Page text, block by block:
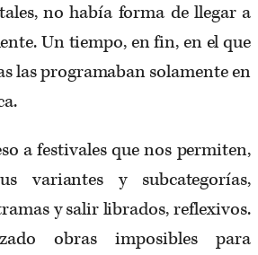
no había forma de llegar a
Un tiempo, en fin, en el que
las programaban solamente en
a festivales que nos permiten,
variantes y subcategorías,
y salir librados, reflexivos.
obras imposibles para